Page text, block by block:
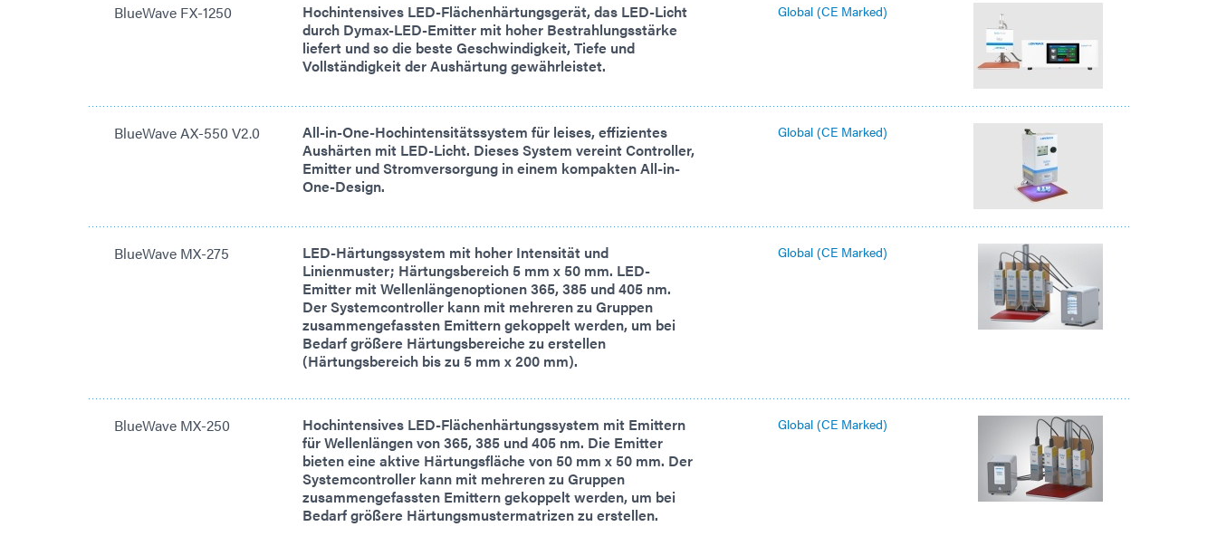
BlueWave FX-1250
Hochintensives LED-Flächenhärtungsgerät, das LED-Licht
durch Dymax-LED-Emitter mit hoher Bestrahlungsstärke
liefert und so die beste Geschwindigkeit, Tiefe und
Vollständigkeit der Aushärtung gewährleistet.
Global (CE Marked)
BlueWave AX-550 V2.0
All-in-One-Hochintensitätssystem für leises, effizientes
Aushärten mit LED-Licht. Dieses System vereint Controller,
Emitter und Stromversorgung in einem kompakten All-in-
One-Design.
Global (CE Marked)
BlueWave MX-275
LED-Härtungssystem mit hoher Intensität und
Linienmuster; Härtungsbereich 5 mm x 50 mm. LED-
Emitter mit Wellenlängenoptionen 365, 385 und 405 nm.
Der Systemcontroller kann mit mehreren zu Gruppen
zusammengefassten Emittern gekoppelt werden, um bei
Bedarf größere Härtungsbereiche zu erstellen
(Härtungsbereich bis zu 5 mm x 200 mm).
Global (CE Marked)
BlueWave MX-250
Hochintensives LED-Flächenhärtungssystem mit Emittern
für Wellenlängen von 365, 385 und 405 nm. Die Emitter
bieten eine aktive Härtungsfläche von 50 mm x 50 mm. Der
Systemcontroller kann mit mehreren zu Gruppen
zusammengefassten Emittern gekoppelt werden, um bei
Bedarf größere Härtungsmustermatrizen zu erstellen.
Global (CE Marked)